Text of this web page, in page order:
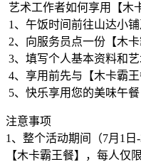
艺术工作者如何享用【木
1、午饭时间前往山达小
2、向服务员点一份【木卡
3、填写个人基本资料和
4、享用前先与【木卡霸
5、快乐享用您的美味午餐
注意事项
1、整个活动期间（7月1
【木卡霸王餐】，每人仅